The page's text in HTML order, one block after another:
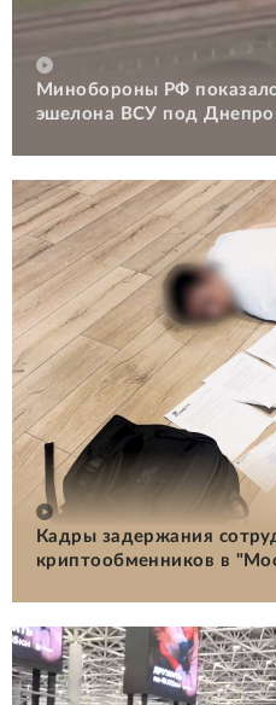
Минобороны РФ
эшелона ВСУ под
Кадры задержания
криптообменников в